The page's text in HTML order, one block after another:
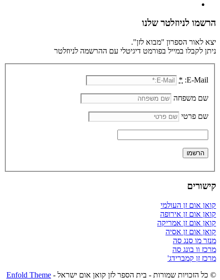
הרשמו לניוזלטר שלנו
יצא לאור הספרון "מבוא לזן".
ניתן לקבלו במייל בפורמט דיגיטלי עם ההרשמה לניוזלטר
E-Mail:
*
שם משפחה
שם פרטי
קישורים
קואן אום זן העולמי
קואן אום זן אירופה
קואן אום זן אמריקה
קואן אום זן אסיה
מנזר מו סנג סה
מרכז וו בונג סה
מרכז זן קמברידג'
© כל הזכויות שמורות - בית הספר לזן קואן אום ישראל - Enfold Theme